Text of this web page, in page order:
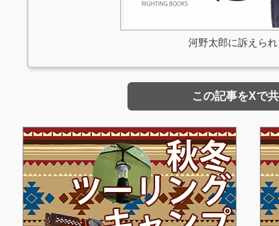
河野太郎に訴えられ
この記事をXで